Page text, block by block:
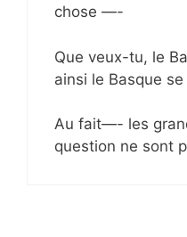
chose —-
Que veux-tu, le
ainsi le Basque
Au fait—- les
question ne sont